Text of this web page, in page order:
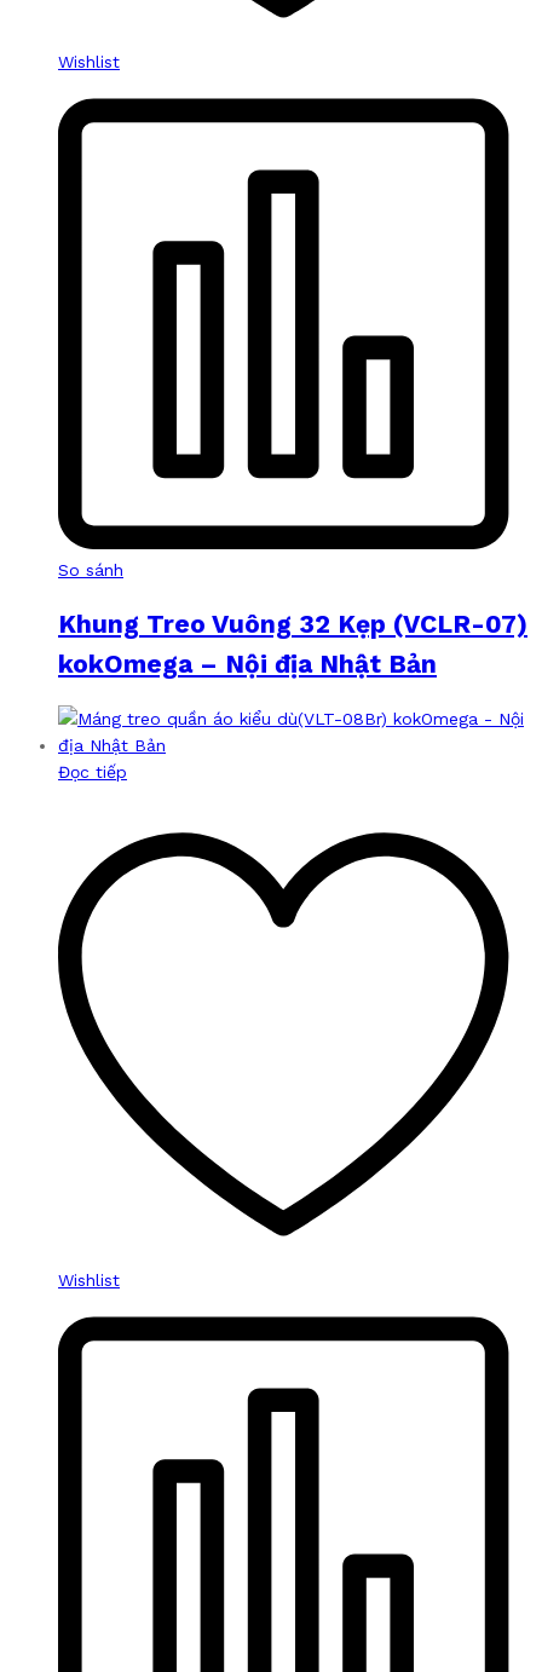
Wishlist
So sánh
Khung Treo Vuông 32 Kẹp (VCLR-07)
kokOmega – Nội địa Nhật Bản
Đọc tiếp
Wishlist